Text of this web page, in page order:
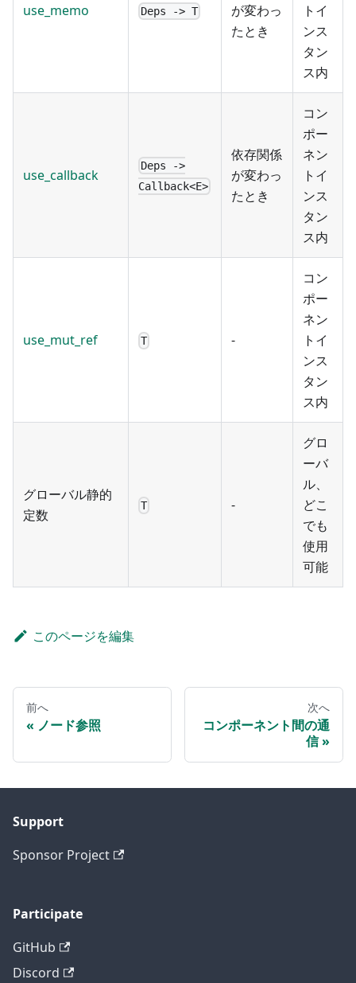
use_memo Deps -> T
が変わっ
たとき
トイ
ンス
タン
ス内
use_callback
Deps ->
Callback<E>
依存関係
が変わっ
たとき
コン
ポー
ネン
トイ
ンス
タン
ス内
use_mut_ref T -
コン
ポー
ネン
トイ
ンス
タン
ス内
グローバル静的
定数
T -
グロ
ーバ
ル、
どこ
でも
使用
可能
このページを編集
前へ
ノード参照
次へ
コンポーネント間の通
信
Support
Sponsor Project
Participate
GitHub
Discord